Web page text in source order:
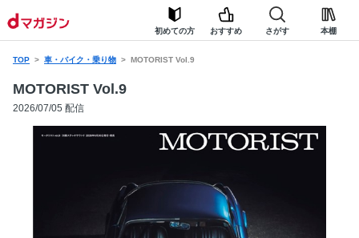
初めての方 おすすめ さがす 本棚
TOP 車・バイク・乗り物 MOTORIST Vol.9
MOTORIST Vol.9
2026/07/05 配信